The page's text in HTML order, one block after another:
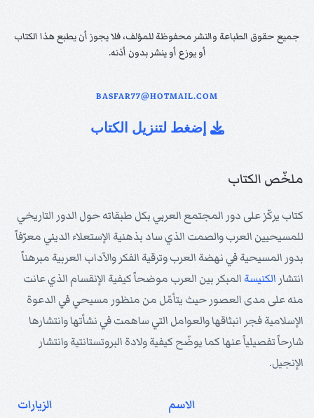
جميع حقوق الطباعة والنشر محفوظة للمؤلف، فلا يجوز أن يطبع هذا الكتاب
أو يوزع أو ينشر بدون أذنه.
BASFAR77@HOTMAIL.COM
إضغط لتنزيل الكتاب
ملخّص الكتاب
كتاب يركّز على دور المجتمع العربي بكل طبقاته حول الدور التاريخي
للمسيحيين العرب والصمت الذي ساد بذهنية الإستعلاء الديني معرّفاً
بدور المسيحية في نهضة العرب وترقية الفكر والآداب العربية مبرهناً
انتشار الكنيسة المبكر بين العرب موضحاً كيفية الإنقسام الذي عانت
منه على مدى العصور حيث يتأمّل من منظور مسيحي في الدعوة
الإسلامية فجر انبثاقها والعوامل التي ساهمت في نشأتها وانتشارها
شارحاً تفصيلياً عنها كما يوضّح كيفية ولادة البروتستانتية وانتشار
الإنجيل.
الاسم الزيارات